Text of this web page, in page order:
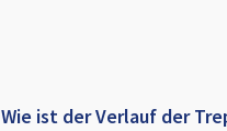
Wie ist der Verlauf der